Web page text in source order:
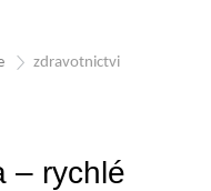
zdravotnictvi
– rychlé